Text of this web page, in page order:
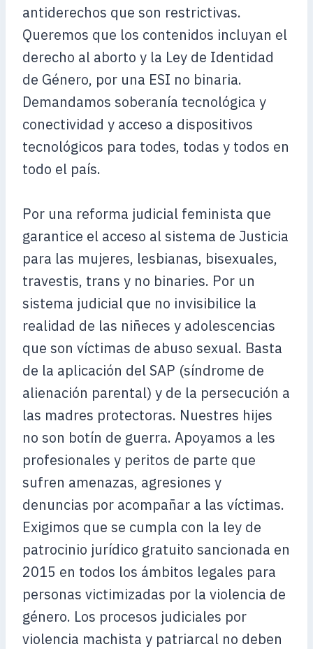
antiderechos que son restrictivas.
Queremos que los contenidos incluyan el
derecho al aborto y la Ley de Identidad
de Género, por una ESI no binaria.
Demandamos soberanía tecnológica y
conectividad y acceso a dispositivos
tecnológicos para todes, todas y todos en
todo el país.
Por una reforma judicial feminista que
garantice el acceso al sistema de Justicia
para las mujeres, lesbianas, bisexuales,
travestis, trans y no binaries. Por un
sistema judicial que no invisibilice la
realidad de las niñeces y adolescencias
que son víctimas de abuso sexual. Basta
de la aplicación del SAP (síndrome de
alienación parental) y de la persecución a
las madres protectoras. Nuestres hijes
no son botín de guerra. Apoyamos a les
profesionales y peritos de parte que
sufren amenazas, agresiones y
denuncias por acompañar a las víctimas.
Exigimos que se cumpla con la ley de
patrocinio jurídico gratuito sancionada en
2015 en todos los ámbitos legales para
personas victimizadas por la violencia de
género. Los procesos judiciales por
violencia machista y patriarcal no deben